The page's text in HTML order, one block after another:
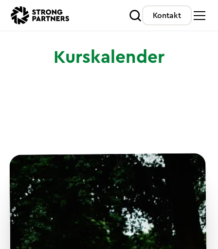
Kontakt
Kurskalender